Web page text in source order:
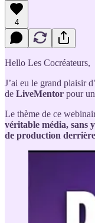
4
Hello Les Cocréateurs,
J’ai eu le grand plaisir
de LiveMentor pour un
Le thème de ce
véritable média, sans
de production